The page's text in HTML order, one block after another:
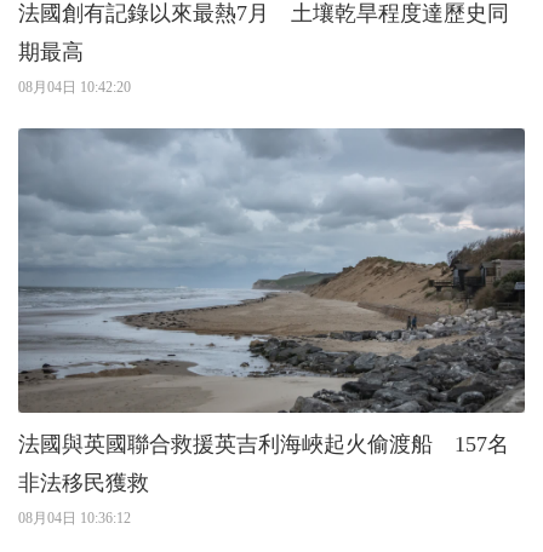
法國創有記錄以來最熱7月 土壤乾旱程度達歷史同
期最高
08月04日 10:42:20
法國與英國聯合救援英吉利海峽起火偷渡船 157名
非法移民獲救
08月04日 10:36:12